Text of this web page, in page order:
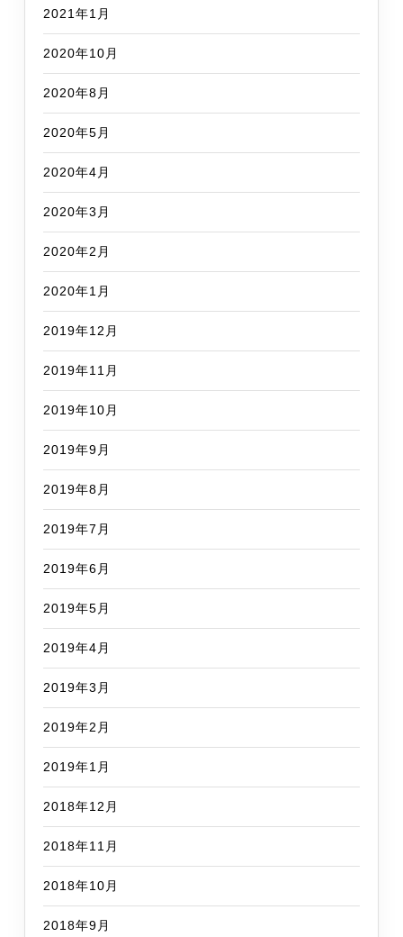
2021年1月
2020年10月
2020年8月
2020年5月
2020年4月
2020年3月
2020年2月
2020年1月
2019年12月
2019年11月
2019年10月
2019年9月
2019年8月
2019年7月
2019年6月
2019年5月
2019年4月
2019年3月
2019年2月
2019年1月
2018年12月
2018年11月
2018年10月
2018年9月